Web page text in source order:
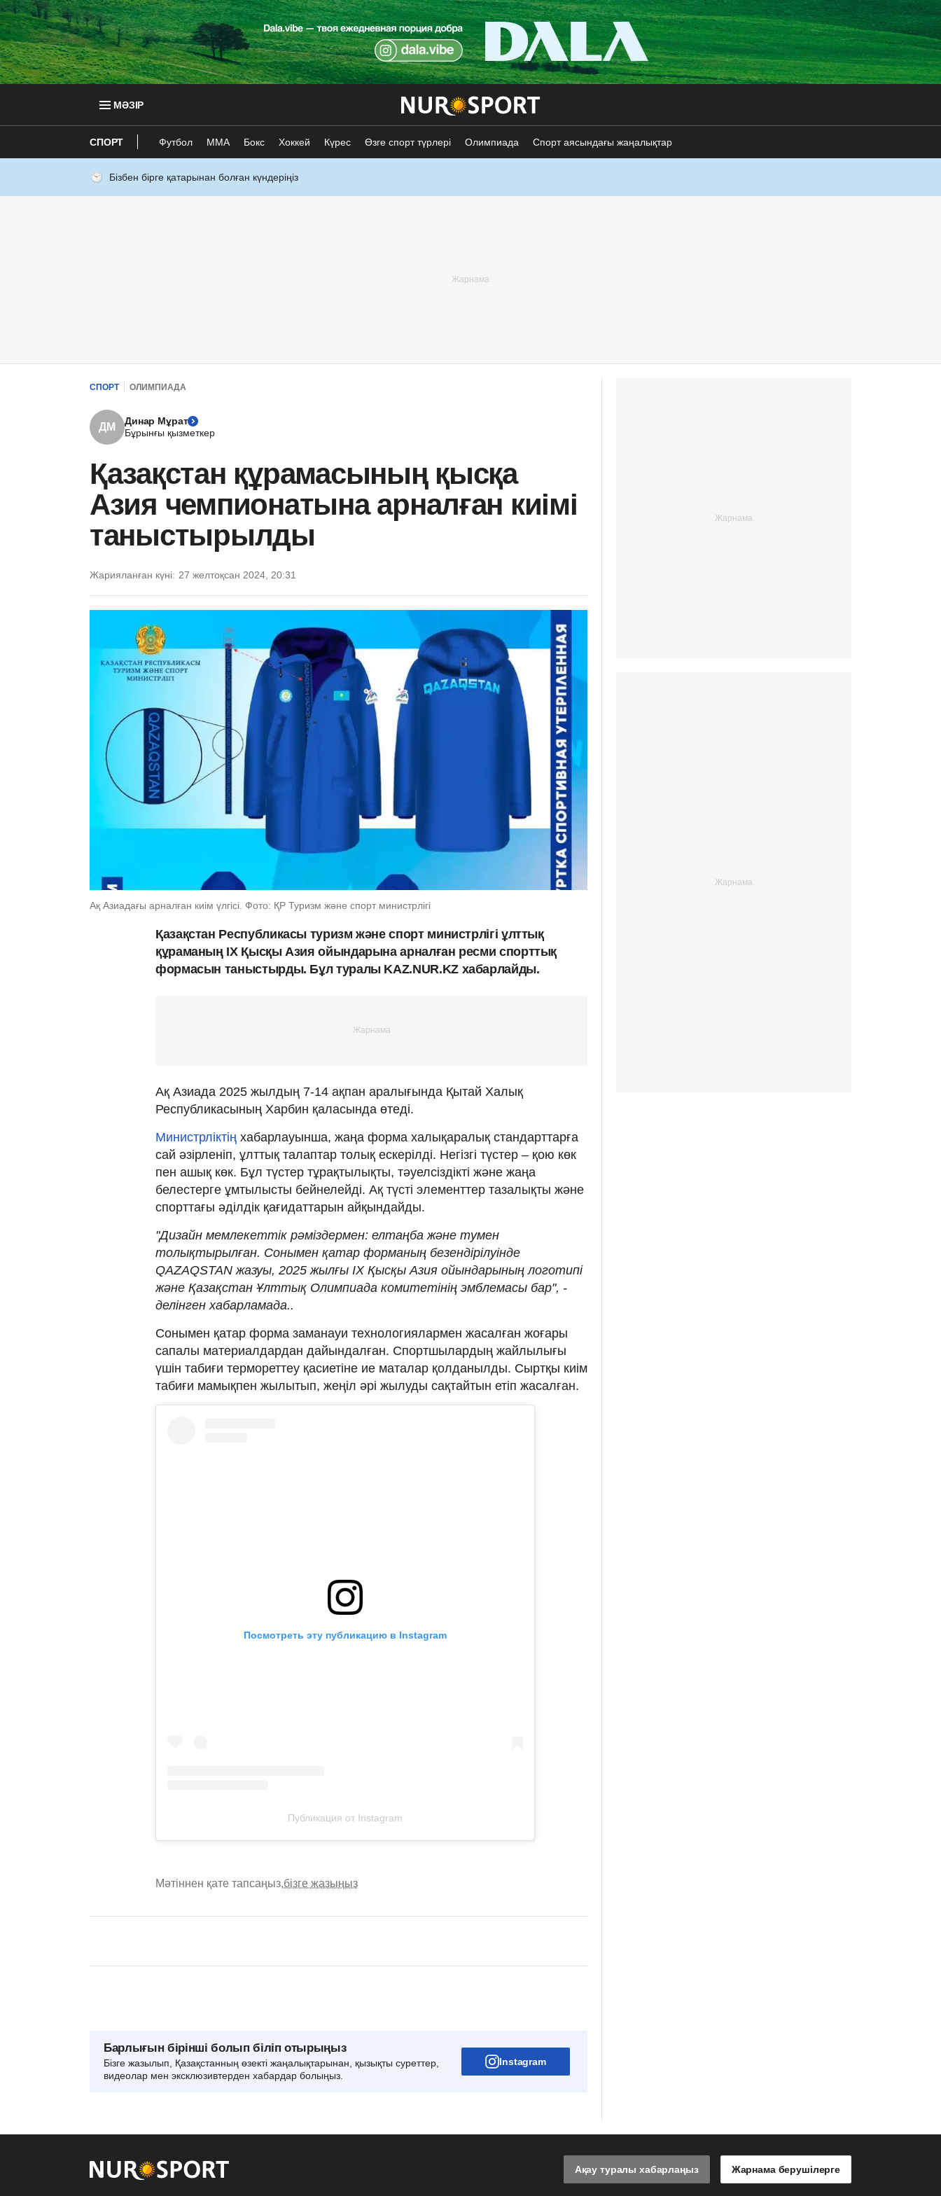
МӘЗІР
СПОРТ Футбол ММА Бокс Хоккей Күрес Өзге спорт түрлері Олимпиада Спорт аясындағы жаңалықтар
Бізбен бірге қатарынан болған күндеріңіз
СПОРТ ОЛИМПИАДА
ДМ
Динар Мұрат
Бұрынғы қызметкер
Қазақстан құрамасының қысқа
Азия чемпионатына арналған киімі
таныстырылды
Жарияланған күні: 27 желтоқсан 2024, 20:31
Ақ Азиадағы арналған киім үлгісі. Фото: ҚР Туризм және спорт министрлігі
Қазақстан Республикасы туризм және спорт министрлігі ұлттық
құраманың IX Қысқы Азия ойындарына арналған ресми спорттық
формасын таныстырды. Бұл туралы KAZ.NUR.KZ хабарлайды.
Ақ Азиада 2025 жылдың 7-14 ақпан аралығында Қытай Халық
Республикасының Харбин қаласында өтеді.
Министрліктің хабарлауынша, жаңа форма халықаралық стандарттарға
сай әзірленіп, ұлттық талаптар толық ескерілді. Негізгі түстер – қою көк
пен ашық көк. Бұл түстер тұрақтылықты, тәуелсіздікті және жаңа
белестерге ұмтылысты бейнелейді. Ақ түсті элементтер тазалықты және
спорттағы әділдік қағидаттарын айқындайды.
"Дизайн мемлекеттік рәміздермен: елтаңба және тумен
толықтырылған. Сонымен қатар форманың безендірілуінде
QAZAQSTAN жазуы, 2025 жылғы IX Қысқы Азия ойындарының логотипі
және Қазақстан Ұлттық Олимпиада комитетінің эмблемасы бар", -
делінген хабарламада..
Сонымен қатар форма заманауи технологиялармен жасалған жоғары
сапалы материалдардан дайындалған. Спортшылардың жайлылығы
үшін табиғи термореттеу қасиетіне ие маталар қолданылды. Сыртқы киім
табиғи мамықпен жылытып, жеңіл әрі жылуды сақтайтын етіп жасалған.
Посмотреть эту публикацию в Instagram
Публикация от Instagram
Мәтіннен қате тапсаңыз,бізге жазыңыз
Барлығын бірінші болып біліп отырыңыз
Бізге жазылып, Қазақстанның өзекті жаңалықтарынан, қызықты суреттер,
видеолар мен эксклюзивтерден хабардар болыңыз.
Instagram
Ақау туралы хабарлаңыз Жарнама берушілерге